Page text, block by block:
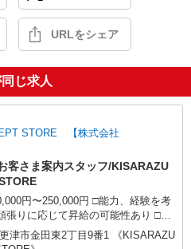
URLをシェア
じ求人
STORE 【株式会社
客さま案内スタッフ/KISARAZU
〜250,000円 □能力、経験を考
りに応じて昇給の可能性あり □別
支給 □役職任用時、各種手当あり □
(月給230,000円〜280,000円)同時
津市金田東2丁目9番1 《KISARAZU